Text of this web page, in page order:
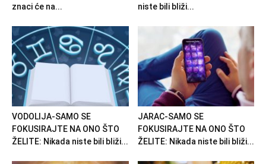
znaci će na...
niste bili bliži...
VODOLIJA-SAMO SE
FOKUSIRAJTE NA ONO ŠTO
ŽELITE: Nikada niste bili bliži...
JARAC-SAMO SE
FOKUSIRAJTE NA ONO ŠTO
ŽELITE: Nikada niste bili bliži...